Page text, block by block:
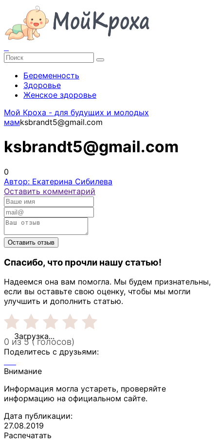
Беременность
Здоровье
Женское здоровье
Мой Кроха - для будущих и молодых
мамksbrandt5@gmail.com
ksbrandt5@gmail.com
0
Автор: Екатерина Сибилева
Оставить комментарий
Спасибо, что прочли нашу статью!
Надеемся она вам помогла. Мы будем признательны,
если вы оставьте свою оценку, чтобы мы могли
улучшить и дополнить статью.
Загрузка...
0 из 5 ( голосов)
Поделитесь с друзьями:
Внимание
Информация могла устареть, проверяйте
информацию на официальном сайте.
Дата публикации:
27.08.2019
Распечатать